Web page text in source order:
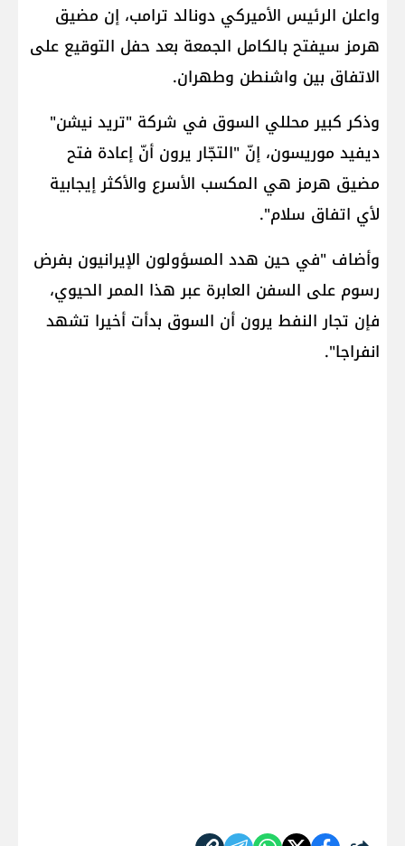
واعلن الرئيس الأميركي دونالد ترامب، إن مضيق
هرمز سيفتح بالكامل الجمعة بعد حفل التوقيع على
الاتفاق بين واشنطن وطهران.
وذكر كبير محللي السوق في شركة "تريد نيشن" ​
ديفيد موريسون​، إنّ "التجّار يرون أنّ إعادة فتح
مضيق هرمز هي المكسب الأسرع والأكثر إيجابية
لأي اتفاق سلام".
وأضاف "في حين هدد المسؤولون الإيرانيون بفرض
رسوم على السفن العابرة عبر هذا الممر الحيوي،
فإن تجار النفط يرون أن السوق بدأت أخيرا تشهد
انفراجا".